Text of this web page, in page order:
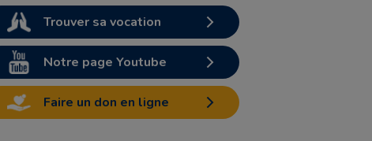
Trouver sa vocation
Notre page Youtube
Faire un don en ligne